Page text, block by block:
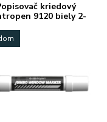
kriedový
9120 biely 2-